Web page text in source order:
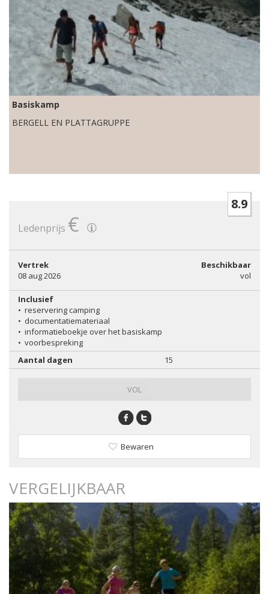
Basiskamp
BERGELL EN PLATTAGRUPPE
8.9
Ledenprijs €
Vertrek
Beschikbaar
08 aug 2026
vol
Inclusief
• reservering camping
• documentatiemateriaal
• informatieboekje over het basiskamp
• voorbespreking
Aantal dagen
15
VOL
Bewaren
VERGELIJKBAAR